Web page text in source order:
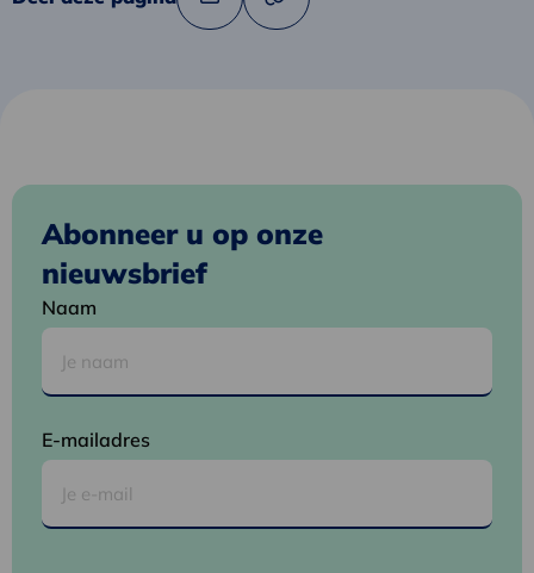
Deel
via
naar
Abonneer u op onze
nieuwsbrief
Naam
E-mailadres